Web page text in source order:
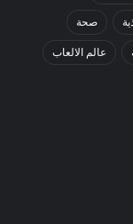
صحة
عالم الالعاب